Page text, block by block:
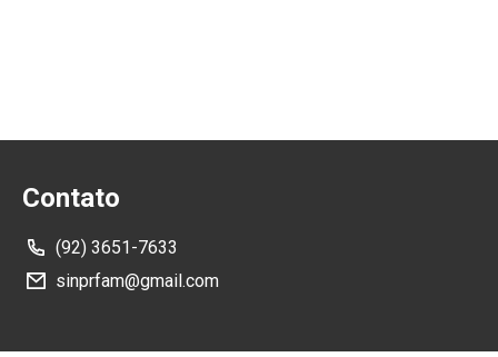
Contato
(92) 3651-7633
sinprfam@gmail.com